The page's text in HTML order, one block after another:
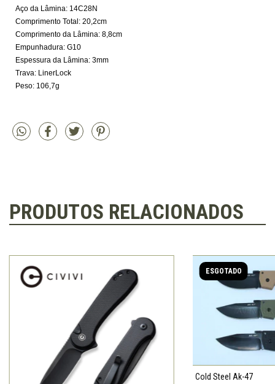
Aço da Lâmina: 14C28N
Comprimento Total: 20,2cm
Comprimento da Lâmina: 8,8cm
Empunhadura: G10
Espessura da Lâmina: 3mm
Trava: LinerLock
Peso: 106,7g
PRODUTOS RELACIONADOS
ESGOTADO
Cold Steel Ak-47